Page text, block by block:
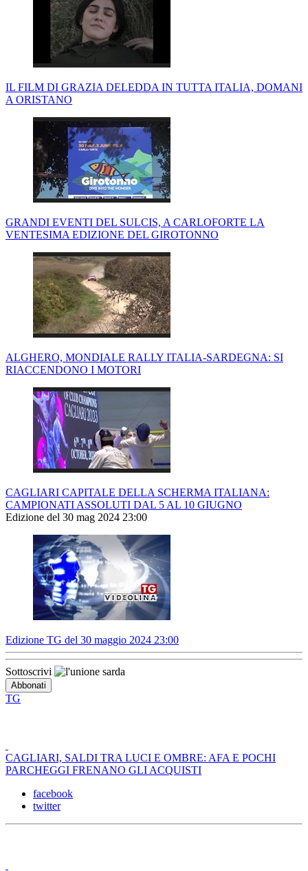
IL FILM DI GRAZIA DELEDDA IN TUTTA ITALIA, DOMANI
A ORISTANO
GRANDI EVENTI DEL SULCIS, A CARLOFORTE LA
VENTESIMA EDIZIONE DEL GIROTONNO
ALGHERO, MONDIALE RALLY ITALIA-SARDEGNA: SI
RIACCENDONO I MOTORI
CAGLIARI CAPITALE DELLA SCHERMA ITALIANA:
CAMPIONATI ASSOLUTI DAL 5 AL 10 GIUGNO
Edizione del 30 mag 2024 23:00
Edizione TG del 30 maggio 2024 23:00
Sottoscrivi
TG
CAGLIARI, SALDI TRA LUCI E OMBRE: AFA E POCHI
PARCHEGGI FRENANO GLI ACQUISTI
facebook
twitter